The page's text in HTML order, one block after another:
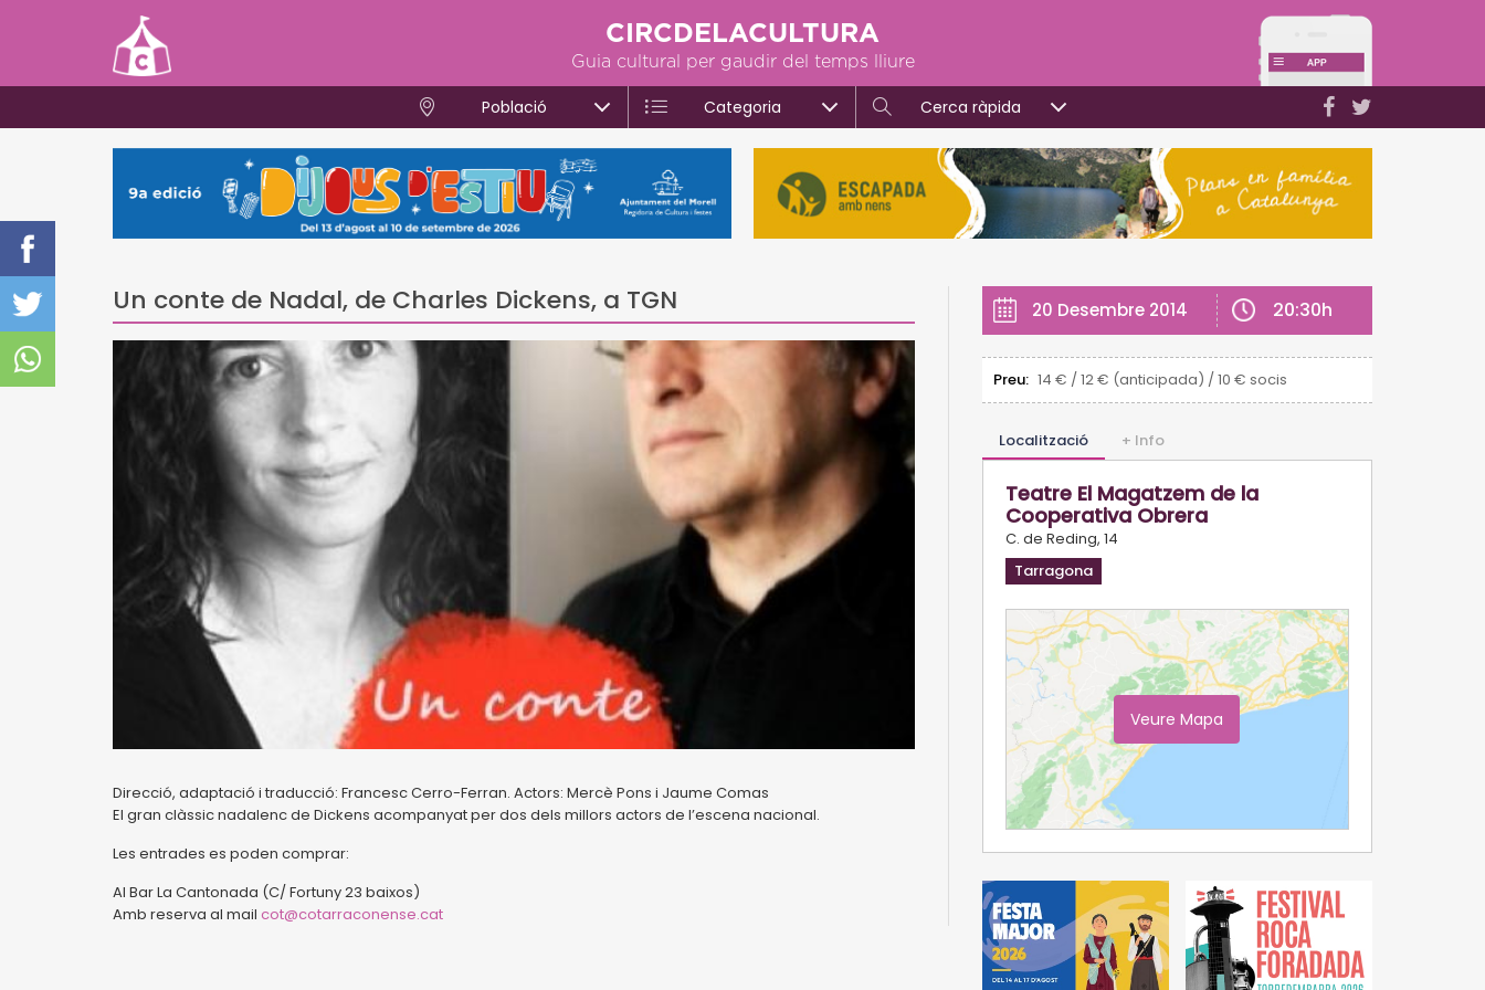
CIRCDELACULTURA
Guia cultural per gaudir del temps lliure
Població Categoria Cerca ràpida
Un conte de Nadal, de Charles Dickens, a TGN
Direcció, adaptació i traducció: Francesc Cerro-Ferran. Actors: Mercè Pons i Jaume Comas
El gran clàssic nadalenc de Dickens acompanyat per dos dels millors actors de l’escena nacional.
Les entrades es poden comprar:
Al Bar La Cantonada (C/ Fortuny 23 baixos)
Amb reserva al mail cot@cotarraconense.cat
20 Desembre 2014 20:30h
Preu: 14 € / 12 € (anticipada) / 10 € socis
Localització + Info
Teatre El Magatzem de la
Cooperativa Obrera
C. de Reding, 14
Tarragona
Veure Mapa